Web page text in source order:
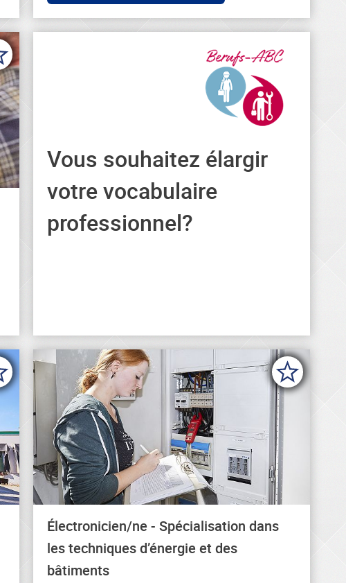
Vous souhaitez élargir
votre vocabulaire
professionnel?
Vous trouverez ici des
formulations générales et
professionnelles dans différentes
Électronicien/ne - Spécialisation dans
les techniques d’énergie et des
bâtiments